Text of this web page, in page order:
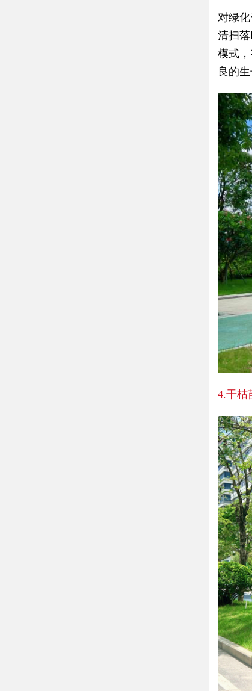
对绿
清扫
模式
良的生
4.干枯